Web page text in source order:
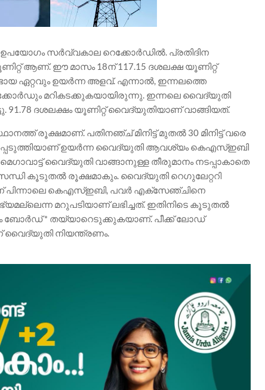
സർവ്വകാല റെക്കോർഡിൽ. പ്രതിദിന
ആണ്. ഈ മാസം 18ന് 117.15 ദശലക്ഷ യൂണിറ്റ്
ഏറ്റവും ഉയർന്ന അളവ്. എന്നാൽ, ഇന്നലത്തെ
മറികടക്കുകയായിരുന്നു. ഇന്നലെ വൈദ്യുതി
91.78 ദശലക്ഷം യൂണിറ്റ് വൈദ്യുതിയാണ് വാങ്ങിയത്.
രൂക്ഷമാണ്. പതിനഞ്ച് മിനിട്ട് മുതൽ 30 മിനിട്ട് വരെ
ഉയർന്ന വൈദ്യുതി ആവശ്യം കെഎസ്‌ഇബി
വൈദ്യുതി വാങ്ങാനുള്ള തീരുമാനം നടപ്പാകാതെ
കൂടുതൽ രൂക്ഷമാകും. വൈദ്യുതി റെഗുലേറ്ററി
പിന്നാലെ കെഎസ്ഇബി, പവർ എക്സേഞ്ചിനെ
മറുപടിയാണ് ലഭിച്ചത്. ഇതിനിടെ കൂടുതൽ
ബോർഡ് * തയ്യാറെടുക്കുകയാണ്. പീക്ക് ലോഡ്
വൈദ്യുതി നിയന്ത്രണം.